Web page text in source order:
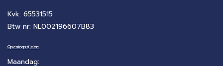
Kvk: 65531515
Btw nr: NL002196607B83
Openingstijden:
Maandag: